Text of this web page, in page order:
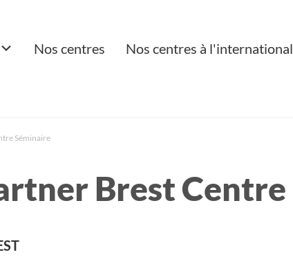
Nos centres Nos centres à l'international
Séminaire
Brest Centre